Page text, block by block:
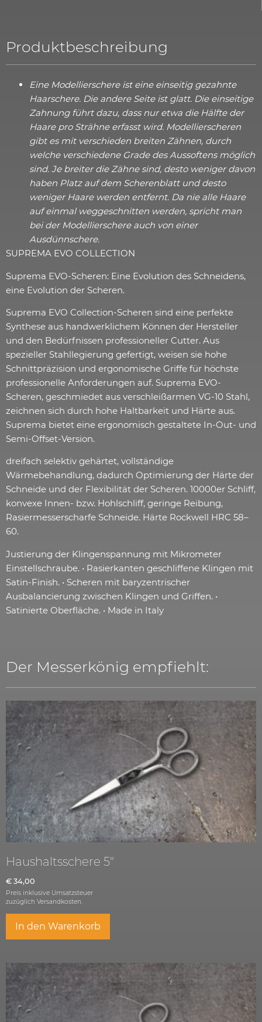
Produktbeschreibung
Eine Modellierschere ist eine einseitig gezahnte
Haarschere. Die andere Seite ist glatt. Die einseitige
Zahnung führt dazu, dass nur etwa die Hälfte der
Haare pro Strähne erfasst wird. Modellierscheren
gibt es mit verschieden breiten Zähnen, durch
welche verschiedene Grade des Aussoftens möglich
sind. Je breiter die Zähne sind, desto weniger davon
haben Platz auf dem Scherenblatt und desto
weniger Haare werden entfernt. Da nie alle Haare
auf einmal weggeschnitten werden, spricht man
bei der Modellierschere auch von einer
Ausdünnschere.
SUPREMA EVO COLLECTION
Suprema EVO-Scheren: Eine Evolution des Schneidens,
eine Evolution der Scheren.
Suprema EVO Collection-Scheren sind eine perfekte
Synthese aus handwerklichem Können der Hersteller
und den Bedürfnissen professioneller Cutter. Aus
spezieller Stahllegierung gefertigt, weisen sie hohe
Schnittpräzision und ergonomische Griffe für höchste
professionelle Anforderungen auf. Suprema EVO-
Scheren, geschmiedet aus verschleißarmen VG-10 Stahl,
zeichnen sich durch hohe Haltbarkeit und Härte aus.
Suprema bietet eine ergonomisch gestaltete In-Out- und
Semi-Offset-Version.
dreifach selektiv gehärtet, vollständige
Wärmebehandlung, dadurch Optimierung der Härte der
Schneide und der Flexibilität der Scheren. 10000er Schliff,
konvexe Innen- bzw. Hohlschliff, geringe Reibung,
Rasiermesserscharfe Schneide. Härte Rockwell HRC 58–
60.
Justierung der Klingenspannung mit Mikrometer
Einstellschraube. • Rasierkanten geschliffene Klingen mit
Satin-Finish. • Scheren mit baryzentrischer
Ausbalancierung zwischen Klingen und Griffen. •
Satinierte Oberfläche. • Made in Italy
Der Messerkönig empfiehlt:
Haushaltsschere 5″
€ 34,00
Preis inklusive Umsatzsteuer
zuzüglich Versandkosten.
In den Warenkorb